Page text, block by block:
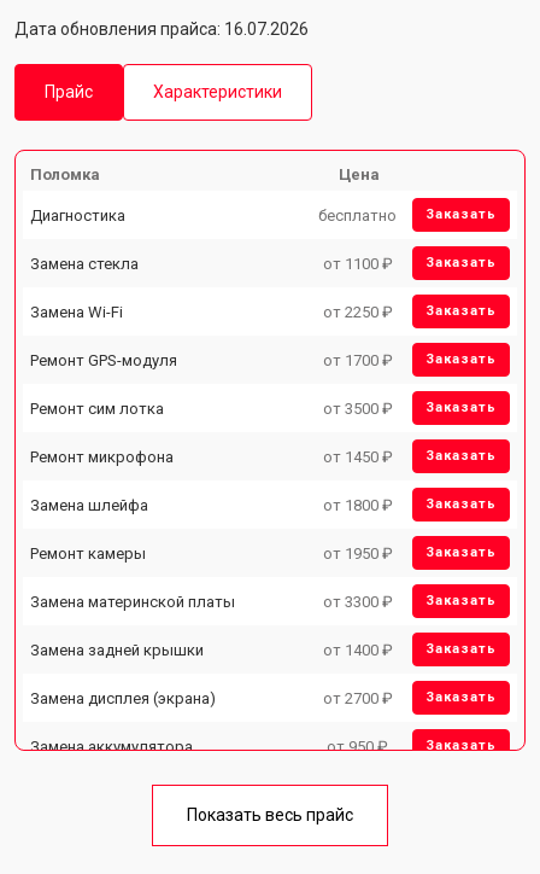
Дата обновления прайса: 16.07.2026
Прайс Характеристики
Поломка Цена
Диагностика бесплатно Заказать
Замена стекла от 1100 ₽ Заказать
Замена Wi-Fi от 2250 ₽ Заказать
Ремонт GPS-модуля от 1700 ₽ Заказать
Ремонт сим лотка от 3500 ₽ Заказать
Ремонт микрофона от 1450 ₽ Заказать
Замена шлейфа от 1800 ₽ Заказать
Ремонт камеры от 1950 ₽ Заказать
Замена материнской платы от 3300 ₽ Заказать
Замена задней крышки от 1400 ₽ Заказать
Замена дисплея (экрана) от 2700 ₽ Заказать
Замена аккумулятора от 950 ₽ Заказать
Ремонт цепи питания от 3200 ₽
Показать весь прайс